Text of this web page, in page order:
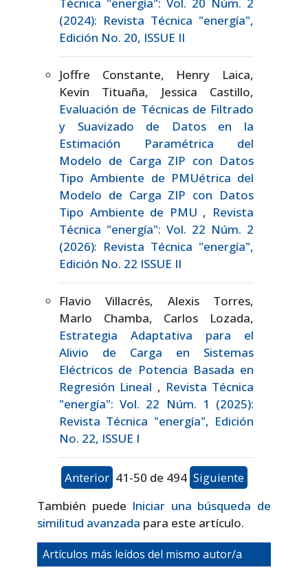
(2024): Revista Técnica "energía",
Edición No. 20, ISSUE II
Joffre Constante, Henry Laica,
Kevin Tituaña, Jessica Castillo,
Evaluación de Técnicas de Filtrado
y Suavizado de Datos en la
Estimación Paramétrica del
Modelo de Carga ZIP con Datos
Tipo Ambiente de PMUétrica del
Modelo de Carga ZIP con Datos
Tipo Ambiente de PMU , Revista
Técnica "energía": Vol. 22 Núm. 2
(2026): Revista Técnica "energía",
Edición No. 22 ISSUE II
Flavio Villacrés, Alexis Torres,
Marlo Chamba, Carlos Lozada,
Estrategia Adaptativa para el
Alivio de Carga en Sistemas
Eléctricos de Potencia Basada en
Regresión Lineal , Revista Técnica
"energía": Vol. 22 Núm. 1 (2025):
Revista Técnica "energía", Edición
No. 22, ISSUE I
Anterior 41-50 de 494 Siguiente
También puede Iniciar una búsqueda de
similitud avanzada para este artículo.
Artículos más leídos del mismo autor/a